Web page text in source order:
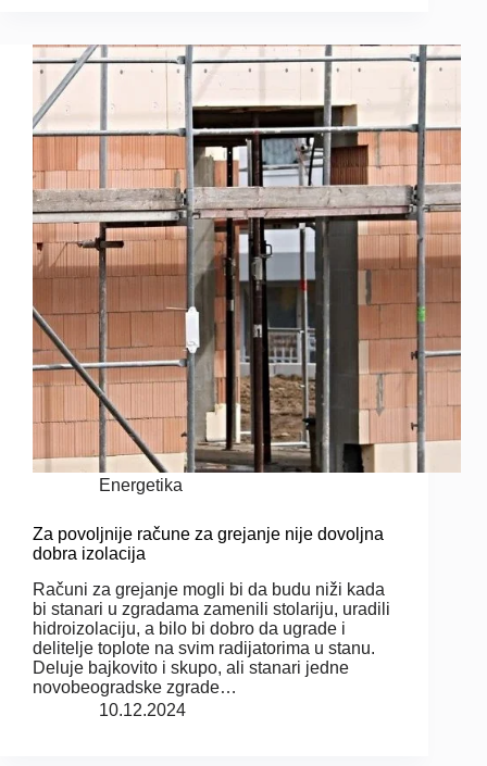
Energetika
Za povoljnije račune za grejanje nije dovoljna
dobra izolacija
Računi za grejanje mogli bi da budu niži kada
bi stanari u zgradama zamenili stolariju, uradili
hidroizolaciju, a bilo bi dobro da ugrade i
delitelje toplote na svim radijatorima u stanu.
Deluje bajkovito i skupo, ali stanari jedne
novobeogradske zgrade…
10.12.2024